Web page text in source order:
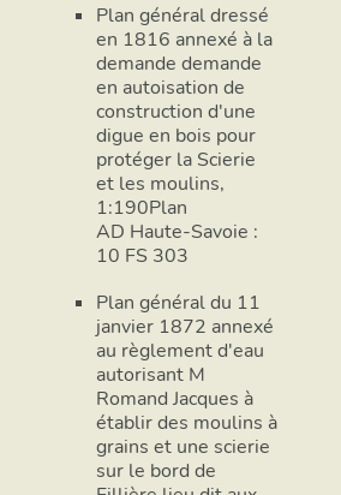
Plan général dressé
en 1816 annexé à la
demande demande
en autoisation de
construction d'une
digue en bois pour
protéger la Scierie
et les moulins,
1:190Plan
AD Haute-Savoie :
10 FS 303
Plan général du 11
janvier 1872 annexé
au règlement d'eau
autorisant M
Romand Jacques à
établir des moulins à
grains et une scierie
sur le bord de